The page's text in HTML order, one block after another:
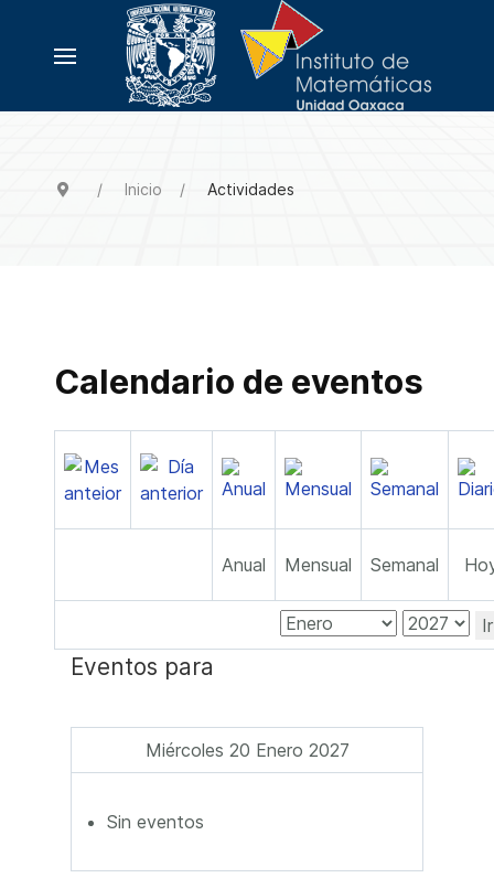
Inicio Actividades
Calendario de eventos
Anual Mensual Semanal
Eventos para
Miércoles 20 Enero 2027
Sin eventos